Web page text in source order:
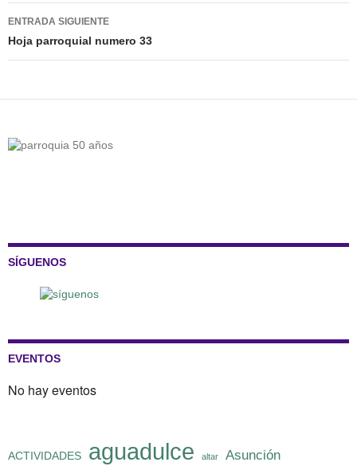
entradas
ENTRADA SIGUIENTE
Hoja parroquial numero 33
SÍGUENOS
EVENTOS
No hay eventos
ACTIVIDADES aguadulce altar Asunción